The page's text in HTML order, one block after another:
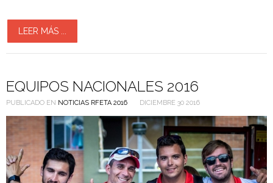
LEER MÁS ...
EQUIPOS NACIONALES 2016
PUBLICADO EN NOTICIAS RFETA 2016 DICIEMBRE 30 2016